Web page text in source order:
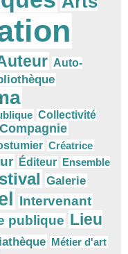
Auto-
Collectivité
Compagnie
Créatrice
Éditeur Ensemble
Galerie
Intervenant
publique Lieu
Métier d'art